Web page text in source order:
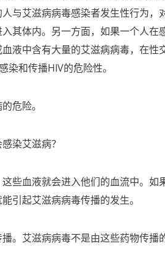
与艾滋病病毒感染者发生性行为，
其体内。另一方面，如果一个人在
液中含有大量的艾滋病病毒，在性
和传播HIV的危险性。
危险。
染艾滋病？
些血液就会进入他们的血流中。如
引起艾滋病病毒传播的发生。
。艾滋病病毒不是由这些药物传播